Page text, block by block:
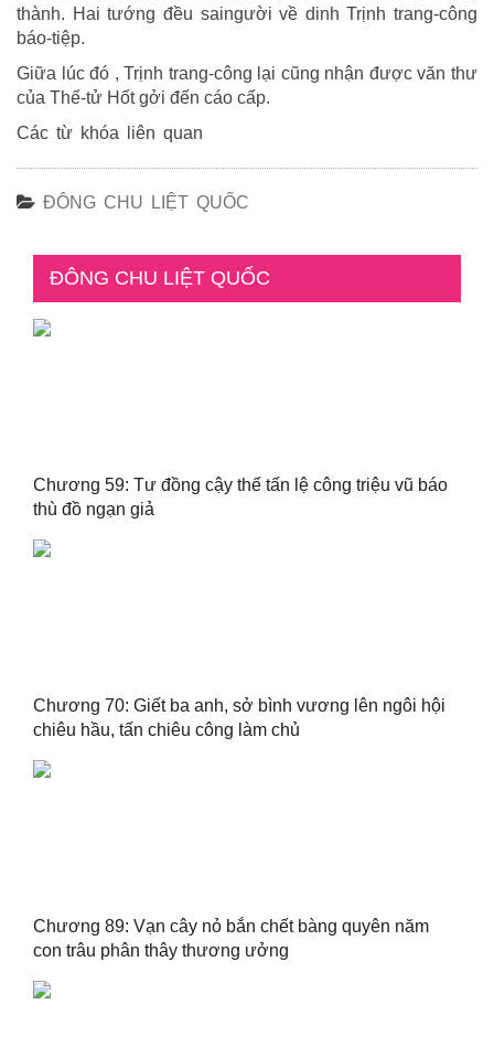
thành. Hai tướng đều saingười về dinh Trịnh trang-công
báo-tiệp.
Giữa lúc đó , Trịnh trang-công lại cũng nhận được văn thư
của Thế-tử Hốt gởi đến cáo cấp.
Các từ khóa liên quan
ĐÔNG CHU LIỆT QUỐC
ĐÔNG CHU LIỆT QUỐC
Chương 59: Tư đồng cậy thế tấn lệ công triệu vũ báo
thù đồ ngạn giả
Chương 70: Giết ba anh, sở bình vương lên ngôi hội
chiêu hầu, tấn chiêu công làm chủ
Chương 89: Vạn cây nỏ bắn chết bàng quyên năm
con trâu phân thây thương ưởng